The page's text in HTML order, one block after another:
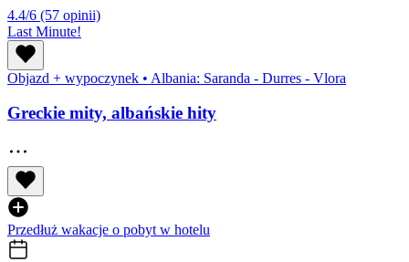
4.4/6 (57 opinii)
Last Minute!
Objazd + wypoczynek • Albania: Saranda - Durres - Vlora
Greckie mity, albańskie hity
Przedłuż wakacje o pobyt w hotelu